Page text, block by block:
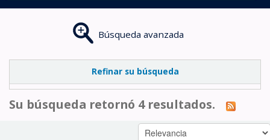
Búsqueda avanzada
Refinar su búsqueda
Su búsqueda retornó 4 resultados.